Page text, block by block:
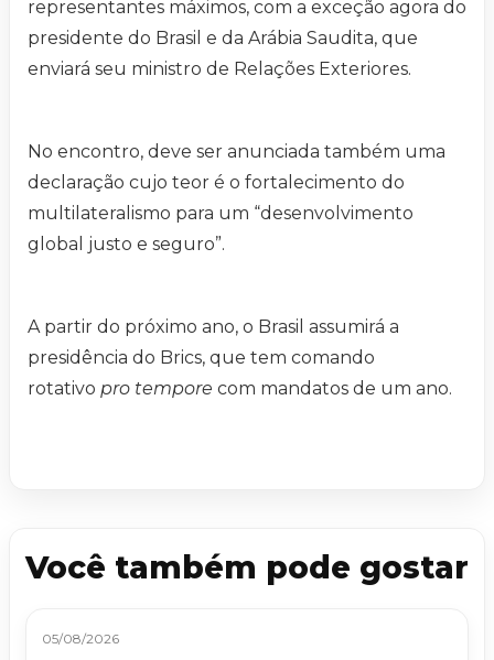
representantes máximos, com a exceção agora do
presidente do Brasil e da Arábia Saudita, que
enviará seu ministro de Relações Exteriores.
No encontro, deve ser anunciada também uma
declaração cujo teor é o fortalecimento do
multilateralismo para um “desenvolvimento
global justo e seguro”.
A partir do próximo ano, o Brasil assumirá a
presidência do Brics, que tem comando
rotativo pro tempore com mandatos de um ano.
Você também pode gostar
05/08/2026